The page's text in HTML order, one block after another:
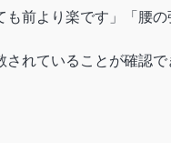
前より楽です」「腰の
れていることが確認